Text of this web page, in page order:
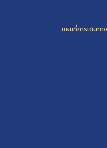
แผนที่การเดินทาง